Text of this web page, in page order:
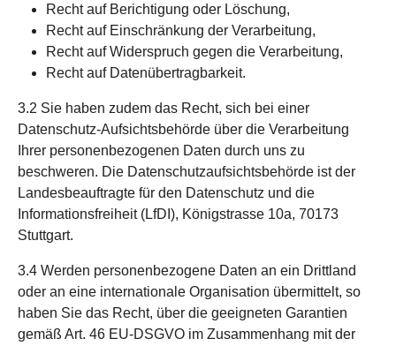
Recht auf Berichtigung oder Löschung,
Recht auf Einschränkung der Verarbeitung,
Recht auf Widerspruch gegen die Verarbeitung,
Recht auf Datenübertragbarkeit.
3.2 Sie haben zudem das Recht, sich bei einer
Datenschutz-Aufsichtsbehörde über die Verarbeitung
Ihrer personenbezogenen Daten durch uns zu
beschweren. Die Datenschutzaufsichtsbehörde ist der
Landesbeauftragte für den Datenschutz und die
Informationsfreiheit (LfDI), Königstrasse 10a, 70173
Stuttgart.
3.4 Werden personenbezogene Daten an ein Drittland
oder an eine internationale Organisation übermittelt, so
haben Sie das Recht, über die geeigneten Garantien
gemäß Art. 46 EU-DSGVO im Zusammenhang mit der